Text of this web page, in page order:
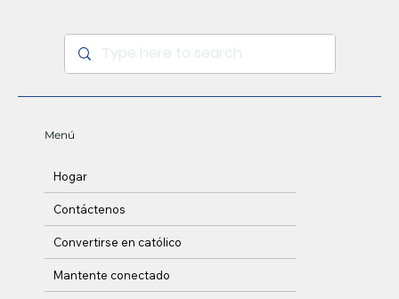
Menú
Hogar
Contáctenos
Convertirse en católico
Mantente conectado